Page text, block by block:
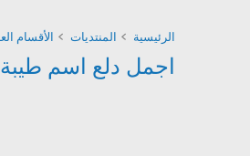
الرئيسية المنتديات الأقسام
اجمل دلع اسم طيبة ,